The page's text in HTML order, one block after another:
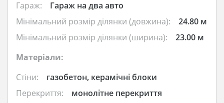
Гараж:
Гараж на два авто
Мінімальний розмір ділянки (довжина):
24.80 м
Мінімальний розмір ділянки (ширина):
23.00 м
Матеріали:
Стіни:
газобетон, керамічні блоки
Перекриття:
монолітне перекриття